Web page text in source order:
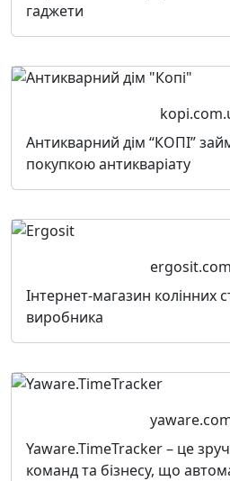
гаджети
Антикварний дім “КОПІ”
покупкою антикваріату
Інтернет-магазин колінних
виробника
Yaware.TimeTracker – це
команд та бізнесу, що